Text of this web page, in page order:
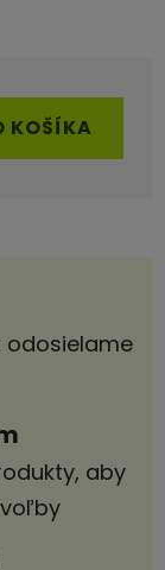
KOŠÍKA
odosielame
aby